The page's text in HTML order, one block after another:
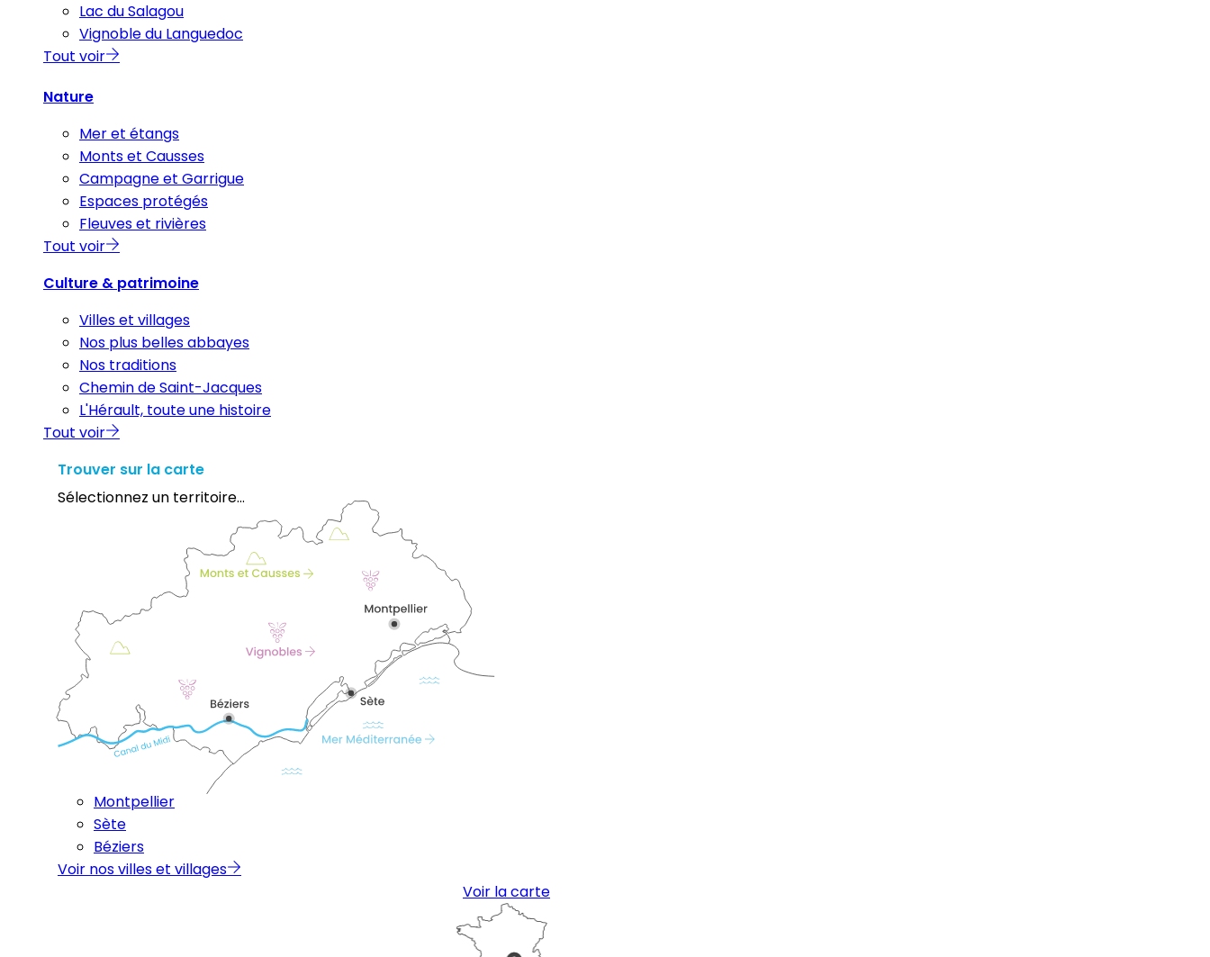
Lac du Salagou
Vignoble du Languedoc
Tout voir
Nature
Mer et étangs
Monts et Causses
Campagne et Garrigue
Espaces protégés
Fleuves et rivières
Tout voir
Culture & patrimoine
Villes et villages
Nos plus belles abbayes
Nos traditions
Chemin de Saint-Jacques
L'Hérault, toute une histoire
Tout voir
Trouver sur la carte
Sélectionnez un territoire...
Montpellier
Sète
Béziers
Voir nos villes et villages
Voir la carte